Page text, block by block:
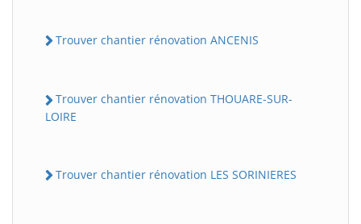
Trouver chantier rénovation ANCENIS
Trouver chantier rénovation THOUARE-SUR-
LOIRE
Trouver chantier rénovation LES SORINIERES